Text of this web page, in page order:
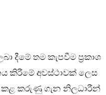
දීමේ තම කැපවීම ප්‍රකාශ
කිරීමේ අවස්ථාවක් ලෙස
කළ කරුණු ගැන නිලධාරීන්